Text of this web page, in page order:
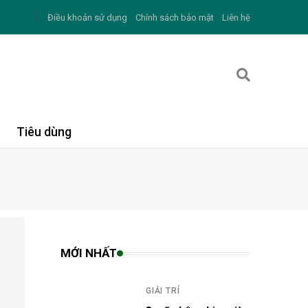
Điều khoản sử dụng Chính sách bảo mật Liên hệ
Tiêu dùng
MỚI NHẤT
GIẢI TRÍ